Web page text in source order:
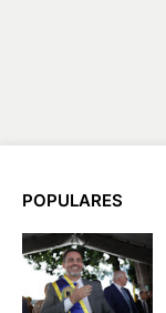
POPULARES